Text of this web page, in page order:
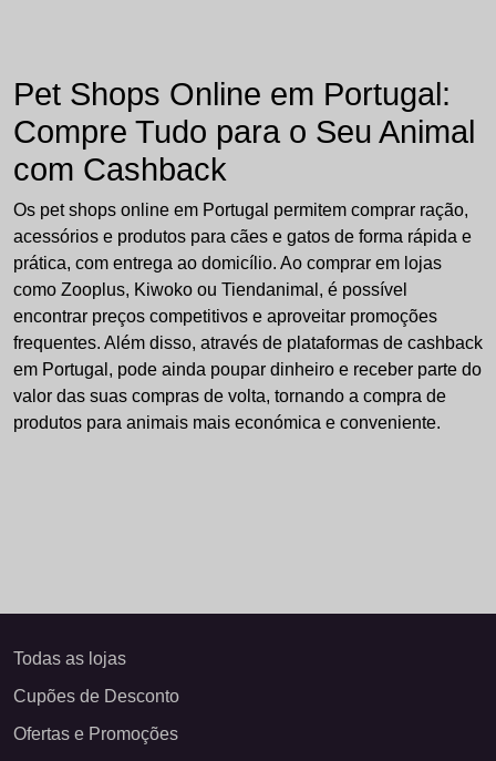
Pet Shops Online em Portugal:
Compre Tudo para o Seu Animal
com Cashback
Os pet shops online em Portugal permitem comprar ração,
acessórios e produtos para cães e gatos de forma rápida e
prática, com entrega ao domicílio. Ao comprar em lojas
como Zooplus, Kiwoko ou Tiendanimal, é possível
encontrar preços competitivos e aproveitar promoções
frequentes. Além disso, através de plataformas de cashback
em Portugal, pode ainda poupar dinheiro e receber parte do
valor das suas compras de volta, tornando a compra de
produtos para animais mais económica e conveniente.
Todas as lojas
Cupões de Desconto
Ofertas e Promoções